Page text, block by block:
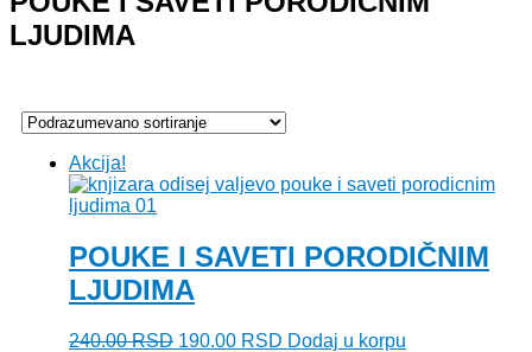
LJUDIMA
Akcija!
POUKE I SAVETI PORODIČNIM
LJUDIMA
240.00RSD Originalna
190.00 RSD Trenutna
Dodaj u korpu